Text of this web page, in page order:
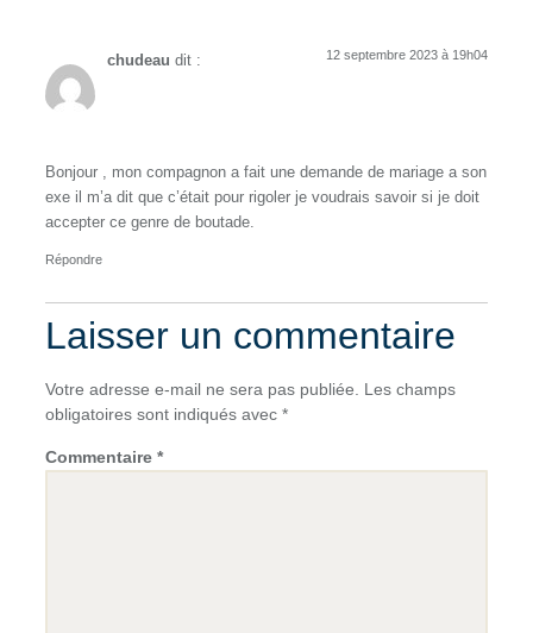
chudeau dit : 12 septembre 2023 à 19h04
Bonjour , mon compagnon a fait une demande de mariage a son
exe il m’a dit que c’était pour rigoler je voudrais savoir si je doit
accepter ce genre de boutade.
Répondre
Laisser un commentaire
Votre adresse e-mail ne sera pas publiée.
Les champs
obligatoires sont indiqués avec *
Commentaire *